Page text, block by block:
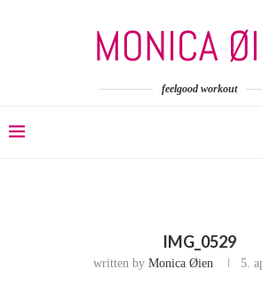
feelgood workout
IMG_0529
written by Monica Øien 5.